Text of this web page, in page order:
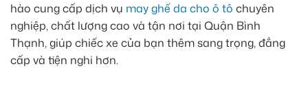
hào cung cấp dịch vụ may ghế da cho ô tô chuyên
nghiệp, chất lượng cao và tận nơi tại Quận Bình
Thạnh, giúp chiếc xe của bạn thêm sang trọng, đẳng
cấp và tiện nghi hơn.